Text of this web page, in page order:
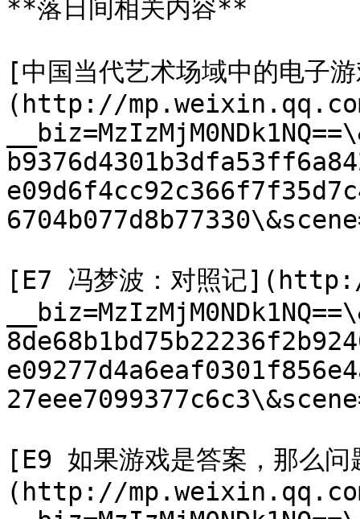
**落日间相关内容**
[中国当代艺术场域中的电
(http://
[E7 冯梦波：对照记
[E9 如果游戏是答案，那么
(http://